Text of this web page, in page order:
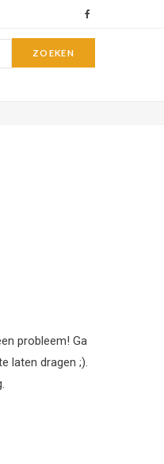
c
probleem! Ga
laten dragen ;).